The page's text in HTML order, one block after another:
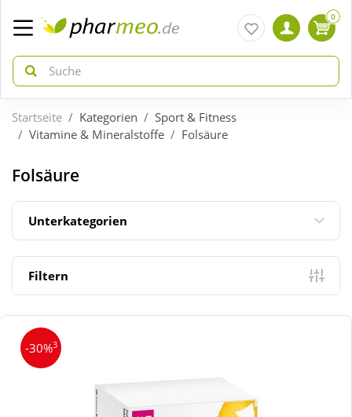
zurück
ÜBERSICHT AKTIONEN
Aktuelle Coupons
Neuheiten
Sale
zurück
ÜBERSICHT KATEGORIEN
Arzneimittel
Diabetes
Körperpflege & Kosmetik
0
Startseite Kategorien
Sport & Fitness
Vitamine & Mineralstoffe
Folsäure
Folsäure
Unterkategorien
Filtern
-30%3